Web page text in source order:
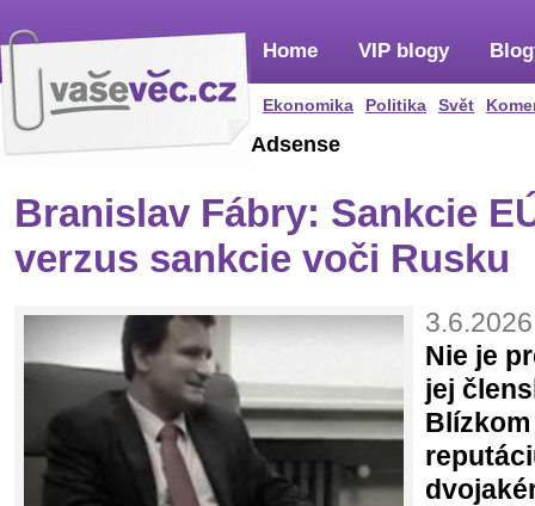
Home
Ekonomika Politika Svět
VIP blogy
Adsense
Branislav Fábry: Sankcie
verzus sankcie voči Rusku
Nie je
jej